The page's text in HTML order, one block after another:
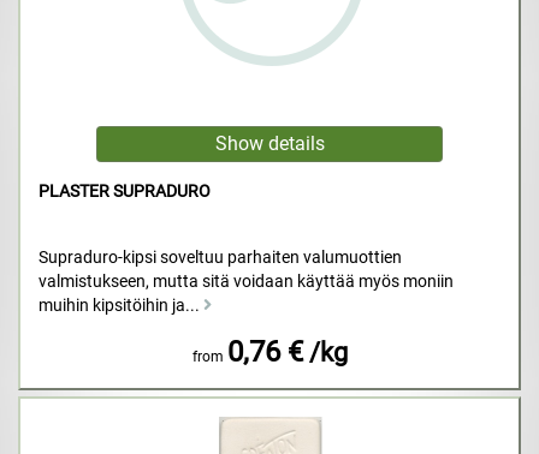
PLASTER SUPRADURO
Supraduro-kipsi soveltuu parhaiten valumuottien
valmistukseen, mutta sitä voidaan käyttää myös moniin
muihin kipsitöihin ja...
from 0,76 € /kg